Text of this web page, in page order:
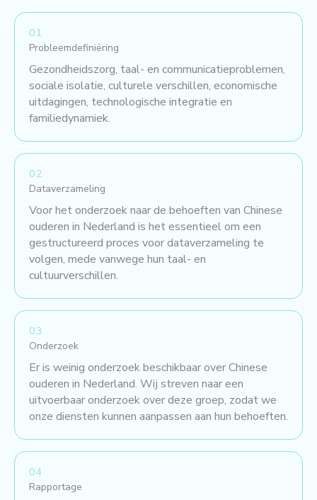
01
Probleemdefiniëring
Gezondheidszorg, taal- en communicatieproblemen,
sociale isolatie, culturele verschillen, economische
uitdagingen, technologische integratie en
familiedynamiek.
02
Dataverzameling
Voor het onderzoek naar de behoeften van Chinese
ouderen in Nederland is het essentieel om een
gestructureerd proces voor dataverzameling te
volgen, mede vanwege hun taal- en
cultuurverschillen.
03
Onderzoek
Er is weinig onderzoek beschikbaar over Chinese
ouderen in Nederland. Wij streven naar een
uitvoerbaar onderzoek over deze groep, zodat we
onze diensten kunnen aanpassen aan hun behoeften.
04
Rapportage